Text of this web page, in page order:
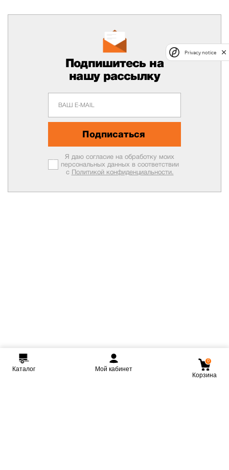
Подпишитесь на
нашу рассылку
Подписаться
Я даю согласие на обработку моих
персональных данных в соответствии
с Политикой конфиденциальности.
Каталог Мой кабинет
0
Корзина
Privacy notice